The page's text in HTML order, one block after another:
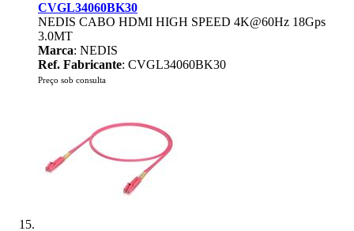
CVGL34060BK30
NEDIS CABO HDMI HIGH SPEED 4K@60Hz 18Gps
3.0MT
Marca: NEDIS
Ref. Fabricante: CVGL34060BK30
Preço sob consulta